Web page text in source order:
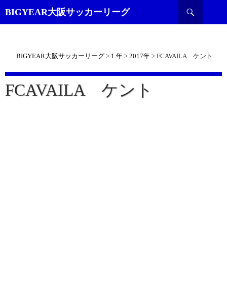
BIGYEAR大阪サッカーリーグ
索
BIGYEAR大阪サッカーリーグ > 1.年 > 2017年 > FCAVAILA ケント
FCAVAILA ケント